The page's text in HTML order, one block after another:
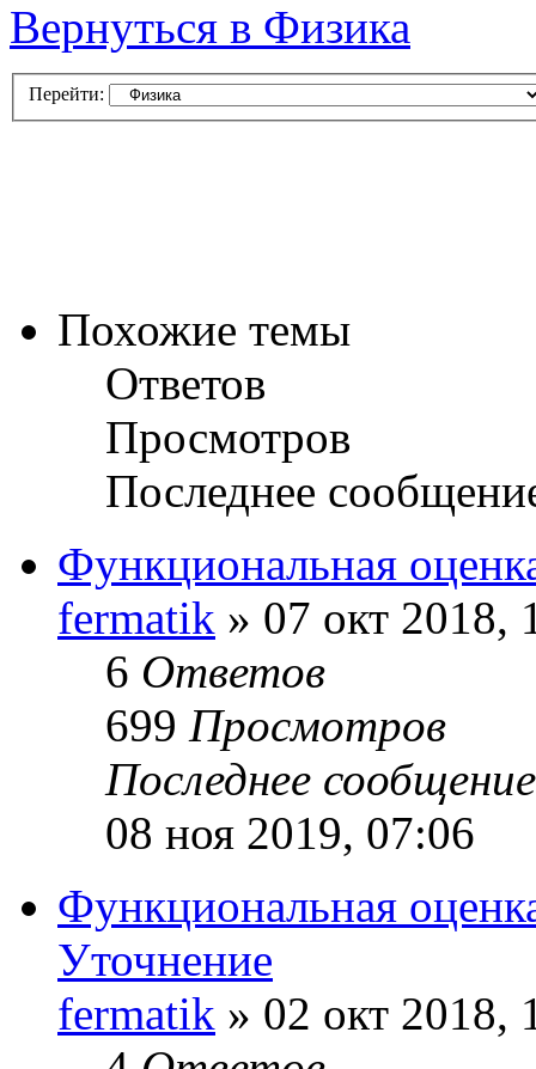
Вернуться в Физика
Перейти:
Похожие темы
Ответов
Просмотров
Последнее
Функциональная
fermatik » 07 окт 2018,
6 Ответов
699 Просмотров
Последнее
08 ноя 2019, 07:06
Функциональная
Уточнение
fermatik » 02 окт 2018,